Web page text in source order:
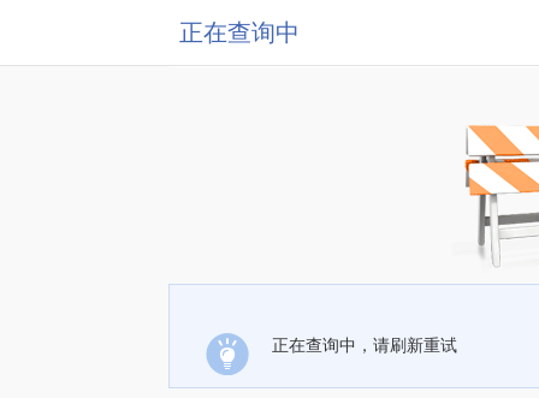
正在查询中
正在查询中，请刷新重试